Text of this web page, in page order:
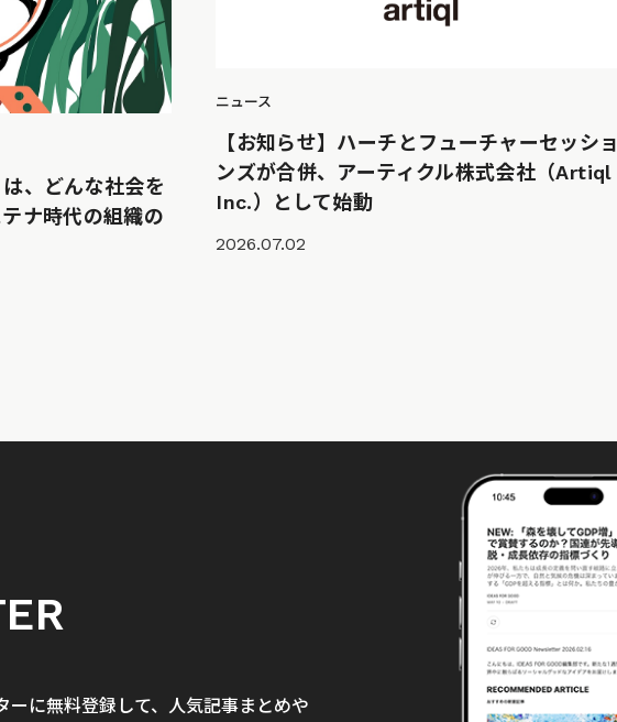
、どんな社会を
ナ時代の組織の
ニュース
【お知らせ】ハーチとフューチャーセッショ
ンズが合併、アーティクル株式会社（Artiql
Inc.）として始動
2026.07.02
ーに無料登録して、人気記事まとめや